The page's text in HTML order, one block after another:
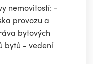
nemovitostí: -
provozu a
bytových
bytů - vedení